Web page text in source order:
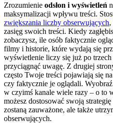
Zrozumienie odsłon i wyświetleń
maksymalizacji wpływu treści.
zwiększania liczby obserwujących,
zasięg swoich treści. Kiedy
zobaczysz, ile osób faktycznie
filmy i historie, które wydają się
wyświetlenie liczy się już po
przyciągnąć uwagę. Z drugiej
często Twoje treści pojawiają się
czy faktycznie je oglądali.
w czyimś kanale wiele razy – o to
możesz dostosować swoją
zostaną zauważone, ale także
obserwujących.